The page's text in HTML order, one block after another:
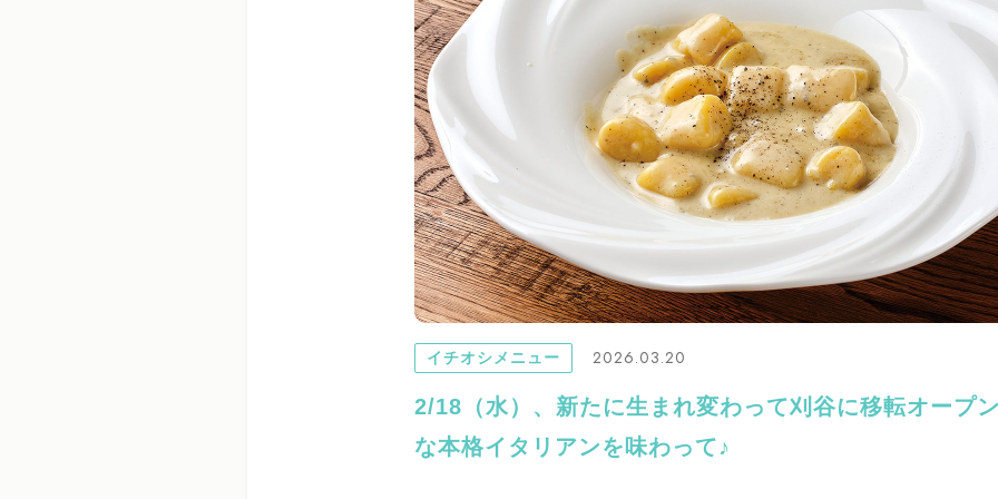
イチオシメニュー 2026.03.20
2/18（水）、新たに生まれ変わって刈谷に移転オープ
な本格イタリアンを味わって♪